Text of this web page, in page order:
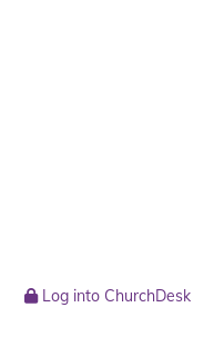
Log into ChurchDesk